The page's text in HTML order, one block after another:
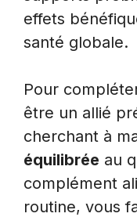
effets
santé globale.
Pour
être un allié
cherchant à
équilibrée au
complément
routine, vous